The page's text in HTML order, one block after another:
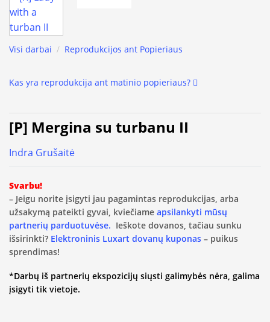
Visi darbai / Reprodukcijos ant Popieriaus
Kas yra reprodukcija ant matinio popieriaus?
[P] Mergina su turbanu II
Indra Grušaitė
Svarbu!
– Jeigu norite įsigyti jau pagamintas reprodukcijas, arba
užsakymą pateikti gyvai, kviečiame apsilankyti mūsų
partnerių parduotuvėse. Ieškote dovanos, tačiau sunku
išsirinkti? Elektroninis Luxart dovanų kuponas – puikus
sprendimas!
*Darbų iš partnerių ekspozicijų siųsti galimybės nėra, galima
įsigyti tik vietoje.